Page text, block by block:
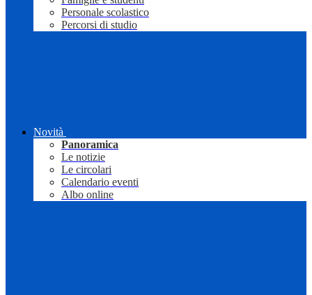
Personale scolastico
Percorsi di studio
Novità
Panoramica
Le notizie
Le circolari
Calendario eventi
Albo online